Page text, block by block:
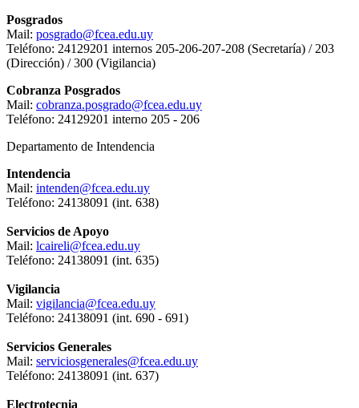
Posgrados
Mail: posgrado@fcea.edu.uy
Teléfono: 24129201 internos 205-206-207-208 (Secretaría) / 203
(Dirección) / 300 (Vigilancia)
Cobranza Posgrados
Mail: cobranza.posgrado@fcea.edu.uy
Teléfono: 24129201 interno 205 - 206
Departamento de Intendencia
Intendencia
Mail: intenden@fcea.edu.uy
Teléfono: 24138091 (int. 638)
Servicios de Apoyo
Mail: lcaireli@fcea.edu.uy
Teléfono: 24138091 (int. 635)
Vigilancia
Mail: vigilancia@fcea.edu.uy
Teléfono: 24138091 (int. 690 - 691)
Servicios Generales
Mail: serviciosgenerales@fcea.edu.uy
Teléfono: 24138091 (int. 637)
Electrotecnia